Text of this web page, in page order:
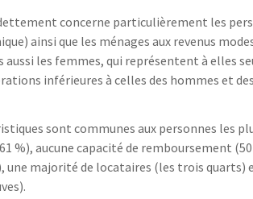
concerne particulièrement les
ainsi que les ménages aux revenus
aussi les femmes, qui représentent à elles
inférieures à celles des hommes et
sont communes aux personnes les
%), aucune capacité de remboursement (50
une majorité de locataires (les trois quarts)